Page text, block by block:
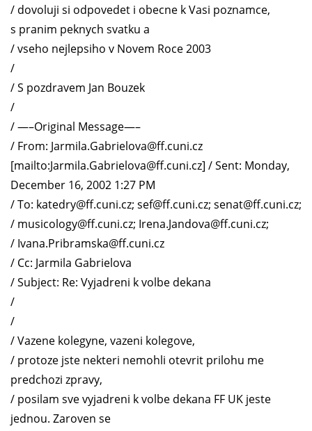
/ dovoluji si odpovedet i obecne k Vasi poznamce,
s pranim peknych svatku a
/ vseho nejlepsiho v Novem Roce 2003
/
/ S pozdravem Jan Bouzek
/
/ —–Original Message—–
/ From: Jarmila.Gabrielova@ff.cuni.cz
[mailto:Jarmila.Gabrielova@ff.cuni.cz] / Sent: Monday,
December 16, 2002 1:27 PM
/ To: katedry@ff.cuni.cz; sef@ff.cuni.cz; senat@ff.cuni.cz;
/ musicology@ff.cuni.cz; Irena.Jandova@ff.cuni.cz;
/ Ivana.Pribramska@ff.cuni.cz
/ Cc: Jarmila Gabrielova
/ Subject: Re: Vyjadreni k volbe dekana
/
/
/ Vazene kolegyne, vazeni kolegove,
/ protoze jste nekteri nemohli otevrit prilohu me
predchozi zpravy,
/ posilam sve vyjadreni k volbe dekana FF UK jeste
jednou. Zaroven se